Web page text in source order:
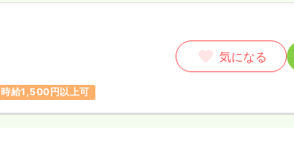
時給1,500円以上可
気になる